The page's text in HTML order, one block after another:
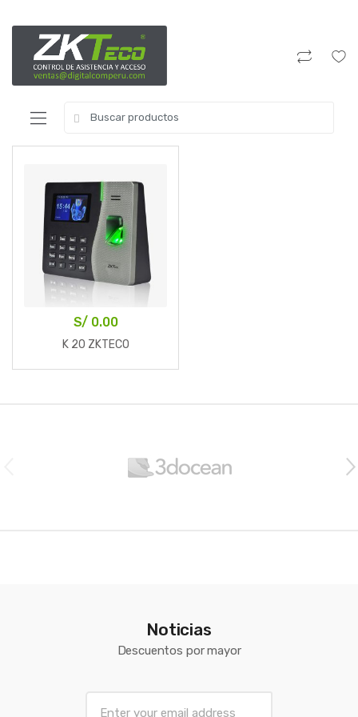
S/ 0.00
K 20 ZKTECO
Noticias
Descuentos por mayor